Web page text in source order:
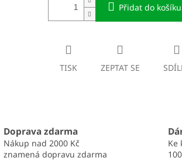
Přidat do košíku
TISK ZEPTAT SE
Doprava zdarma
Nákup nad 2000 Kč
znamená dopravu zdarma
Ke